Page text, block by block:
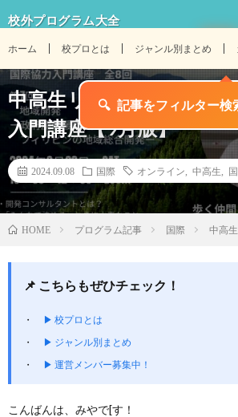
校外プログラム大全
ホーム 校プロとは ジャンル別まとめ
中高生リサーチキャンパ
入門講座【9月版】
2024.09.08 国際 オンライン 中高生
HOME プログラム記事 国際 中高
📌 こちらもぜひチェック！
▶ 校プロとは
▶ ジャンル別まとめ
▶ 運営メンバー募集中！
こんばんは、みやで[す！